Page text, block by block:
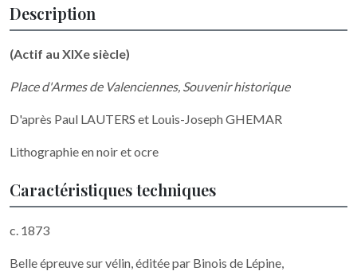
Description
(Actif au XIXe siècle)
Place d'Armes de Valenciennes, Souvenir historique
D'après Paul LAUTERS et Louis-Joseph GHEMAR
Lithographie en noir et ocre
Caractéristiques techniques
c. 1873
Belle épreuve sur vélin, éditée par Binois de Lépine,